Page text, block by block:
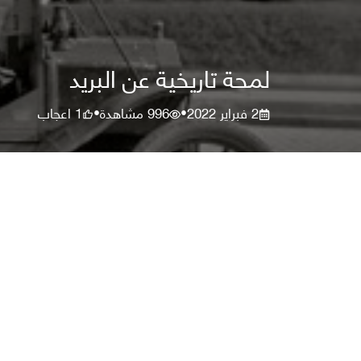
لمحة تاريخية عن البريد
2 فبراير 2022 •
996مشاهدة•
1اعجاب